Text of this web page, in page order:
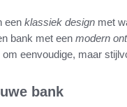
een klassiek design met
bank met een modern
eenvoudige, maar
bank